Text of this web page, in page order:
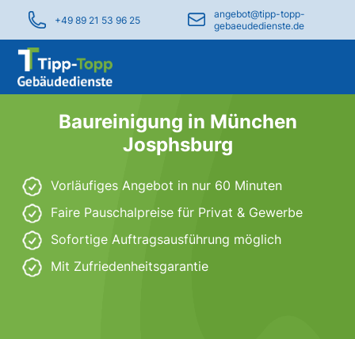
+49 89 21 53 96 25
angebot@tipp-topp-
gebaeudedienste.de
Baureinigung in München
Josphsburg
Vorläufiges Angebot in nur 60 Minuten
Faire Pauschalpreise für Privat & Gewerbe
Sofortige Auftragsausführung möglich
Mit Zufriedenheitsgarantie